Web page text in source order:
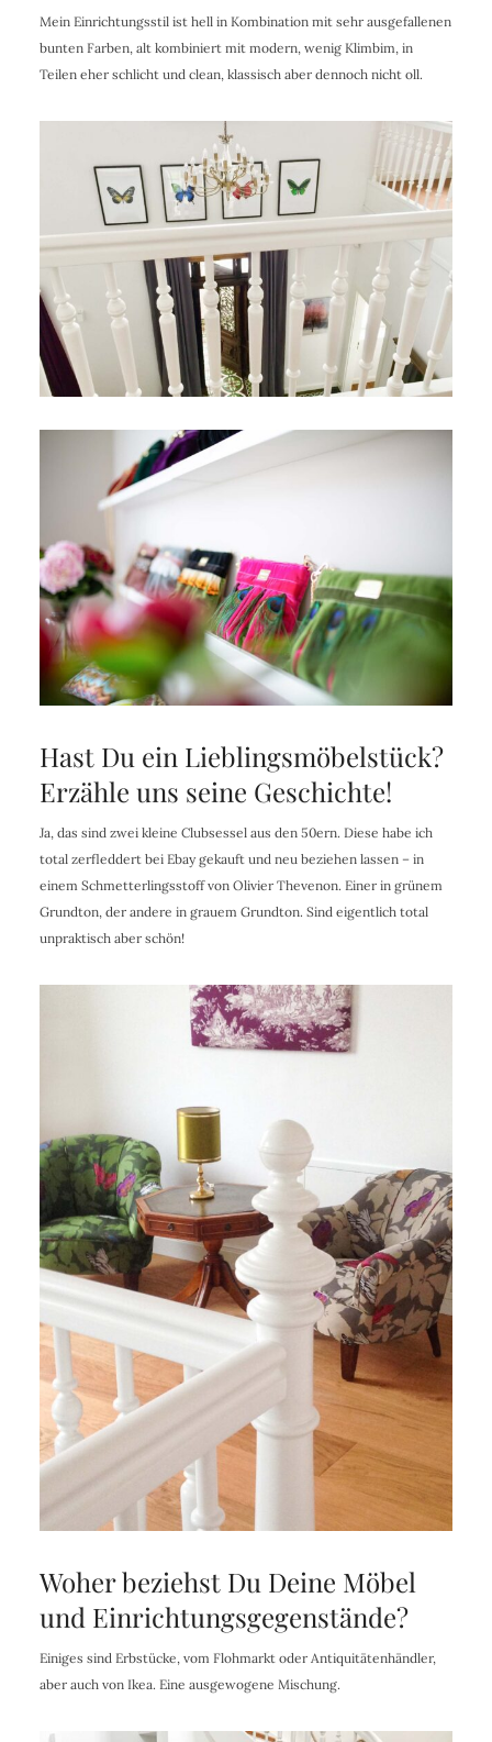
Mein Einrichtungsstil ist hell in Kombination mit sehr ausgefallenen
bunten Farben, alt kombiniert mit modern, wenig Klimbim, in
Teilen eher schlicht und clean, klassisch aber dennoch nicht oll.
Hast Du ein Lieblingsmöbelstück?
Erzähle uns seine Geschichte!
Ja, das sind zwei kleine Clubsessel aus den 50ern. Diese habe ich
total zerfleddert bei Ebay gekauft und neu beziehen lassen – in
einem Schmetterlingsstoff von Olivier Thevenon. Einer in grünem
Grundton, der andere in grauem Grundton. Sind eigentlich total
unpraktisch aber schön!
Woher beziehst Du Deine Möbel
und Einrichtungsgegenstände?
Einiges sind Erbstücke, vom Flohmarkt oder Antiquitätenhändler,
aber auch von Ikea. Eine ausgewogene Mischung.